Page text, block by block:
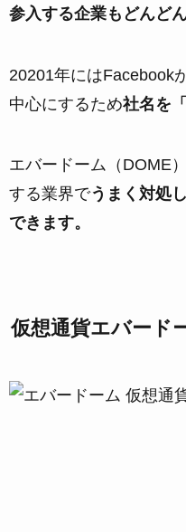
参入する企業もどんど
20201年にはFacebook
中心にするため社名を
エバードーム（DOME
する業界でうまく対処
できます。
仮想通貨エバード